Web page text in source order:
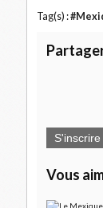
Tag(s) :
Vous